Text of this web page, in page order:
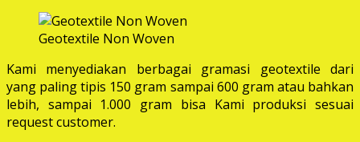
Geotextile Non Woven
Kami menyediakan berbagai gramasi geotextile dari
yang paling tipis 150 gram sampai 600 gram atau bahkan
lebih, sampai 1.000 gram bisa Kami produksi sesuai
request customer.